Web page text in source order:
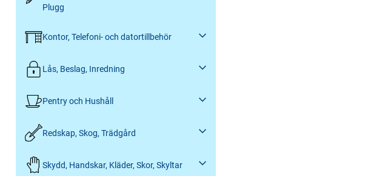
Plugg
Kontor, Telefoni- och datortillbehör
Lås, Beslag, Inredning
Pentry och Hushåll
Redskap, Skog, Trädgård
Skydd, Handskar, Kläder, Skor, Skyltar